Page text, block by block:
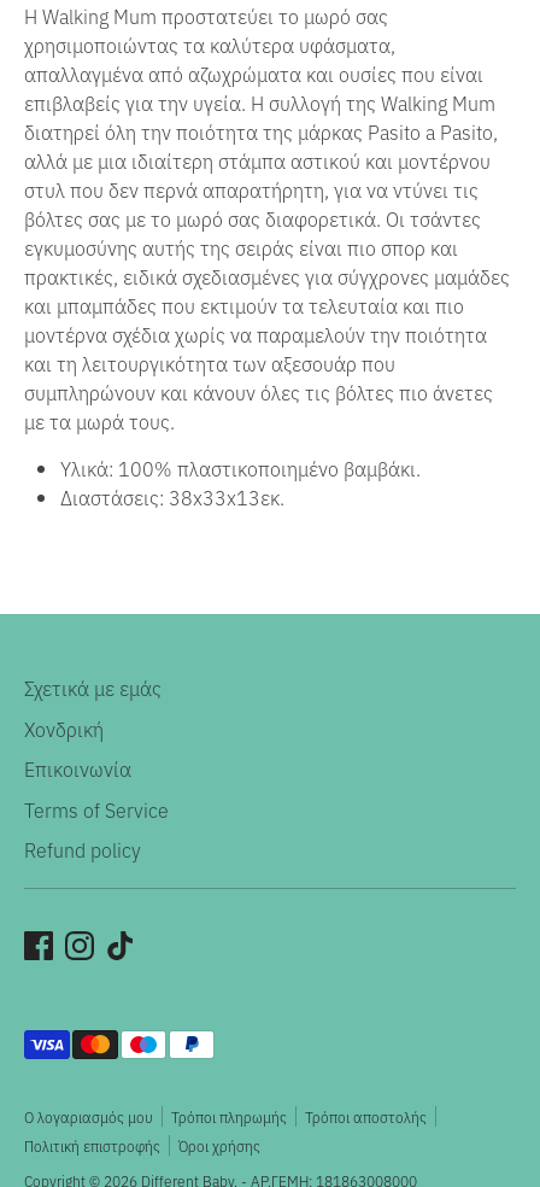
Η Walking Mum προστατεύει το μωρό σας
χρησιμοποιώντας τα καλύτερα υφάσματα,
απαλλαγμένα από αζωχρώματα και ουσίες που είναι
επιβλαβείς για την υγεία. Η συλλογή της Walking Mum
διατηρεί όλη την ποιότητα της μάρκας Pasito a Pasito,
αλλά με μια ιδιαίτερη στάμπα αστικού και μοντέρνου
στυλ που δεν περνά απαρατήρητη, για να ντύνει τις
βόλτες σας με το μωρό σας διαφορετικά. Οι τσάντες
εγκυμοσύνης αυτής της σειράς είναι πιο σπορ και
πρακτικές, ειδικά σχεδιασμένες για σύγχρονες μαμάδες
και μπαμπάδες που εκτιμούν τα τελευταία και πιο
μοντέρνα σχέδια χωρίς να παραμελούν την ποιότητα
και τη λειτουργικότητα των αξεσουάρ που
συμπληρώνουν και κάνουν όλες τις βόλτες πιο άνετες
με τα μωρά τους.
Υλικά: 100% πλαστικοποιημένο βαμβάκι.
Διαστάσεις: 38x33x13εκ.
Σχετικά με εμάς
Χονδρική
Επικοινωνία
Terms of Service
Refund policy
Ο λογαριασμός μου Τρόποι πληρωμής
Τρόποι αποστολής
Πολιτική επιστροφής
Όροι χρήσης
Copyright © 2026 Different Baby. - ΑΡ.ΓΕΜΗ: 181863008000
Αποδεκτοί
τρόποι